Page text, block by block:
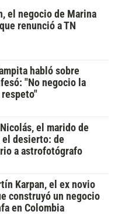
el negocio de Marina
renunció a TN
habló sobre
"No negocio la
el marido de
el desierto: de
a astrofotógrafo
Karpan, el ex novio
construyó un negocio
en Colombia